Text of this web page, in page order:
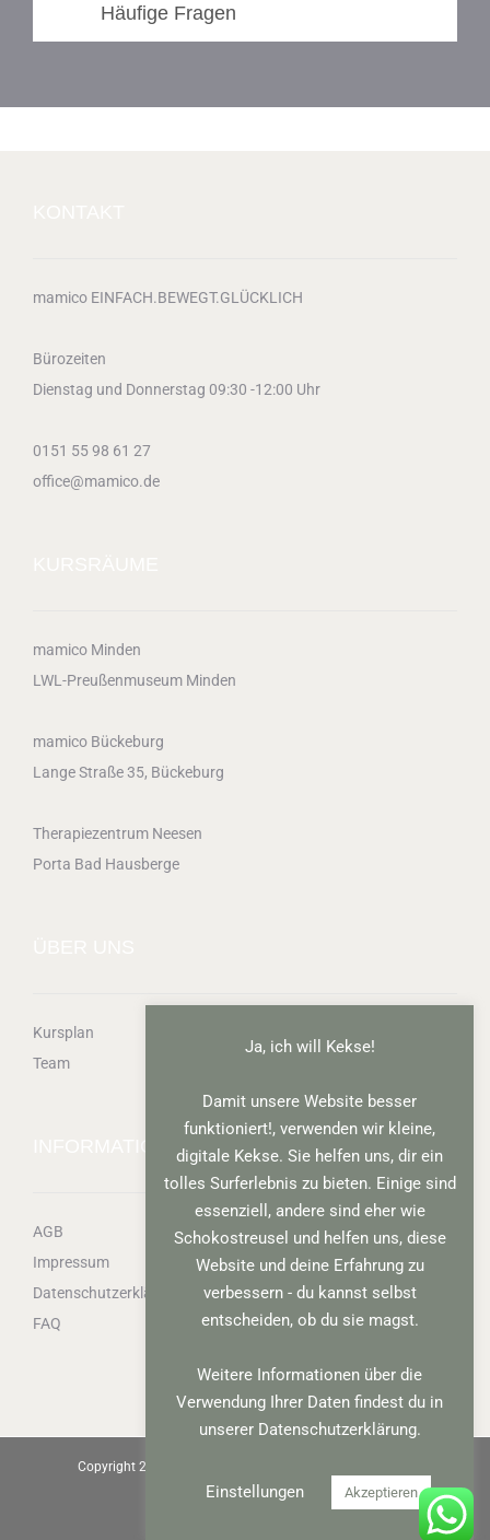
Häufige Fragen
mamico EINFACH.BEWEGT.GLÜCKLICH
Bürozeiten
Dienstag und Donnerstag 09:30 -12:00 Uhr
0151 55 98 61 27
office@mamico.de
mamico Minden
LWL-Preußenmuseum Minden
mamico Bückeburg
Lange Straße 35, Bückeburg
Therapiezentrum Neesen
Porta Bad Hausberge
Kursplan
Team
INFORMATIONEN
AGB
Impressum
Datenschutzerklärung
FAQ
Copyright 2012-2025 mamico® | Alle Rechte vorbehalten
WhatsApp
InstagramFacebook
E-
Ja, ich will Kekse!
Damit unsere Website besser
funktioniert!, verwenden wir kleine,
digitale Kekse. Sie helfen uns, dir ein
tolles Surferlebnis zu bieten. Einige sind
essenziell, andere sind eher wie
Schokostreusel und helfen uns, diese
Website und deine Erfahrung zu
verbessern - du kannst selbst
entscheiden, ob du sie magst.
Weitere Informationen über die
Verwendung Ihrer Daten findest du in
unserer Datenschutzerklärung.
Einstellungen Akzeptieren